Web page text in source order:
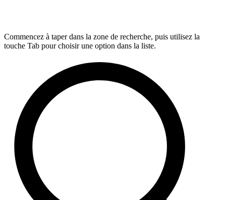
Commencez à taper dans la zone de recherche, puis utilisez la
touche Tab pour choisir une option dans la liste.